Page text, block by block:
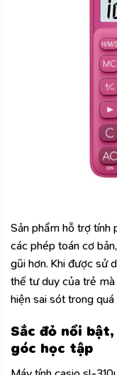
Sản phẩm hỗ trợ tính
các phép toán cơ
gũi hơn. Khi được sử
thế tư duy của trẻ
hiện sai sót trong quá
Sắc đỏ nổi
góc học tập